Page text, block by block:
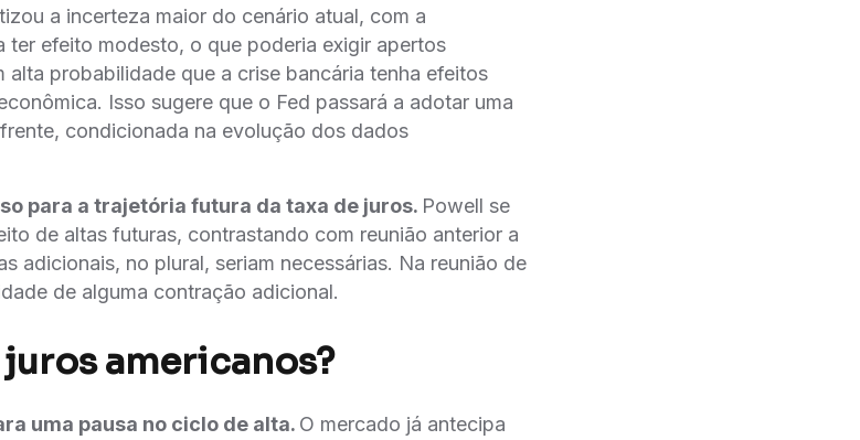
a incerteza maior do cenário atual, com a
ter efeito modesto, o que poderia exigir apertos
alta probabilidade que a crise bancária tenha efeitos
Isso sugere que o Fed passará a adotar uma
condicionada na evolução dos dados
para a trajetória futura da taxa de juros. Powell se
de altas futuras, contrastando com reunião anterior a
adicionais, no plural, seriam necessárias. Na reunião de
de alguma contração adicional.
americanos?
uma pausa no ciclo de alta. O mercado já antecipa